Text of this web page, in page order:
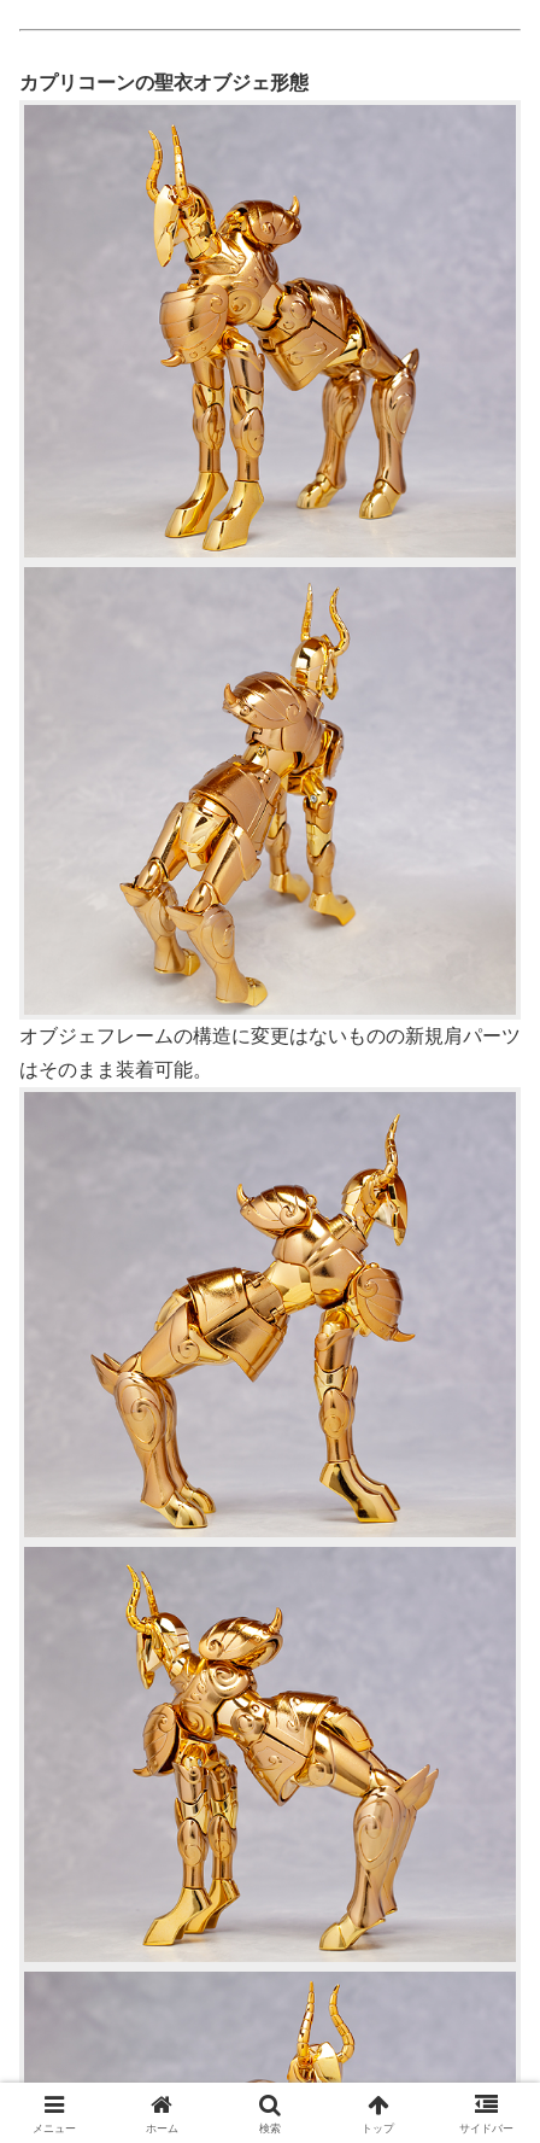
カプリコーンの聖衣オブジェ形態
オブジェフレームの構造に変更はないものの新規肩パーツ
はそのまま装着可能。
メニュー ホーム 検索 トップ サイドバー